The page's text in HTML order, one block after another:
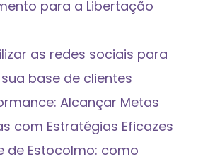
para a Libertação
as redes sociais para
base de clientes
Alcançar Metas
com Estratégias Eficazes
de Estocolmo: como